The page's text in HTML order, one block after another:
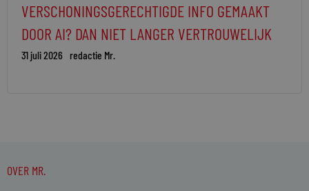
VERSCHONINGSGERECHTIGDE INFO GEMAAKT
DOOR AI? DAN NIET LANGER VERTROUWELIJK
31 juli 2026 redactie Mr.
OVER MR.